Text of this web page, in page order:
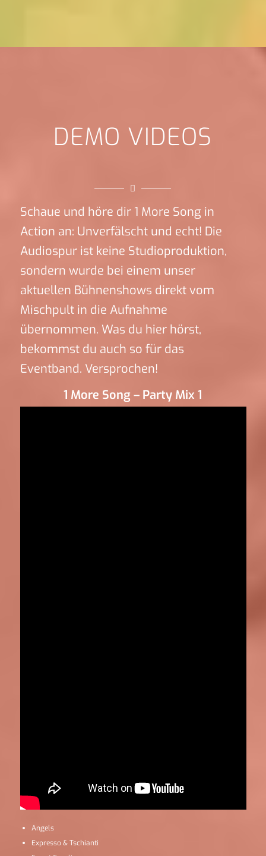
DEMO VIDEOS
Schaue und höre dir 1 More Song in
Action an: Unverfälscht und echt! Die
Audiospur ist keine Studioproduktion,
sondern wurde bei einem unser
aktuellen Bühnenshows direkt vom
Mischpult in die Aufnahme
übernommen. Was du hier hörst,
bekommst du auch so für das
Eventband. Versprochen!
1 More Song – Party Mix 1
Angels
Expresso & Tschianti